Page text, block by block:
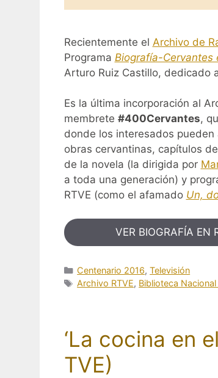
Recientemente el Archivo de
Programa Biografía-Cervantes
Arturo Ruiz Castillo, dedicado
Es la última incorporación al
membrete #400Cervantes,
donde los interesados
obras cervantinas, capítulos
de la novela (la dirigida por
a toda una generación) y
RTVE (como el afamado Un,
VER BIOGRAFÍA EN
Categorías
Centenario 2016,Televisión
Etiquetas
Archivo RTVE, Biblioteca
‘La cocina en
TVE)